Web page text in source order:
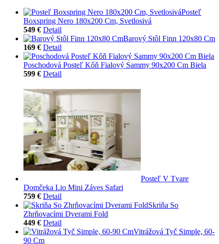
Posteľ
Boxspring Nero 180x200 Cm, Svetlosivá
549 € Detail
Barový Stôl Finn 120x80 Cm
169 € Detail
Poschodová Posteľ Kôň Fialový Sammy 90x200 Cm Biela
599 € Detail
Posteľ V Tvare
Domčeka Lio Mini Záves Safari
759 € Detail
Skriňa So
Zhrňovacími Dverami Fold
449 € Detail
Vitrážová Tyč Simple, 60-
90 Cm